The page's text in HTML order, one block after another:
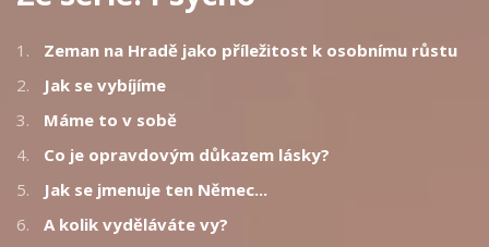
1.
Zeman na Hradě jako příležitost k osobnímu růstu
2.
Jak se vybíjíme
3.
Máme to v sobě
4.
Co je opravdovým důkazem lásky?
5.
Jak se jmenuje ten Němec...
6.
A kolik vyděláváte vy?